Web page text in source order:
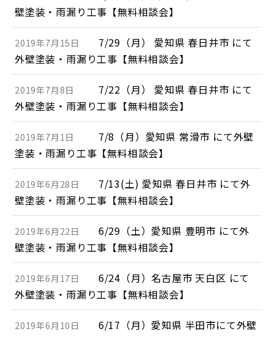
壁塗装・雨漏り工事【無料相談会】
2019年7月15日
7/29（月） 愛知県 春日井市 にて
外壁塗装・雨漏り工事【無料相談会】
2019年7月8日
7/22（月） 愛知県 春日井市 にて
外壁塗装・雨漏り工事【無料相談会】
2019年7月1日
7/8（月）愛知県 常滑市 にて外壁
塗装・雨漏り工事【無料相談会】
2019年6月28日
7/13(土) 愛知県 春日井市 にて外
壁塗装・雨漏り工事【無料相談会】
2019年6月22日
6/29（土）愛知県 豊明市 にて外
壁塗装・雨漏り工事【無料相談会】
2019年6月17日
6/24（月）名古屋市 天白区 にて
外壁塗装・雨漏り工事【無料相談会】
2019年6月10日
6/17（月）愛知県 半田市にて外壁